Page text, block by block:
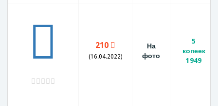
210
(16.04.2022)
На
фото
5
копеек
1949